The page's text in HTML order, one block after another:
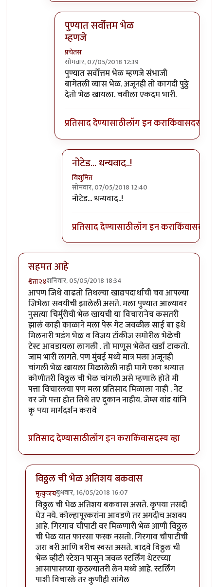
पुण्यात सर्वोत्तम भेळ
म्हणजे
प्रचेतस
सोमवार, 07/05/2018 12:39
In reply toपुढच्या पिढीला ते चालवता आले
पुण्यात सर्वोत्तम भेळ म्हणजे संभाजी
बागेतली व्यास भेळ. अजूनही तो कागदी पुठ्ठे
देतो भेळ खायला. चवीला एकदम भारी.
प्रतिसाद देण्यासाठीलॉग इन कराकिंवासदस्य व्हा
नोटेड... धन्यवाद..!
विशुमित
सोमवार, 07/05/2018 12:40
In reply toपुण्यात सर्वोत्तम भेळ म्हणजे
नोटेड... धन्यवाद..!
प्रतिसाद देण्यासाठीलॉग इन कराकिंवासदस्य
सहमत आहे
श्वेता२४शनिवार, 05/05/2018 18:34
आपण जिथे वाढतो तिथल्या खाद्यपदार्थाची चव आपल्या
जिभेला सवयीची झालेली असते. मला पुण्यात आल्यावर
नुसत्या चिर्मुरीची भेळ खायची या विचारानेच कसतरी
झालं काही काळाने मला पेरू गेट जवळील साई बा इथे
मिलनारी भडंग भेळ व विजय टॉकीज समोरील भेळेची
टेस्ट आवडायला लागली . तो माणूस भेळेत खर्डा टाकतो.
जाम भारी लागते. पण मुंबई मध्ये मात्र मला अजूनही
चांगली भेळ खायला मिळालेली नाही मागे एका धग्यात
कोणीतरी विठ्ठल ची भेळ चांगली असे म्हणाले होते मी
पत्ता विचारलया पण मला प्रतिसाद मिळाला नाही . नेट
वर जो पत्ता होत तिथे तए दुकान नाहीय. जेम्स वांड यांनि
कृ पया मार्गदर्शन करावे
प्रतिसाद देण्यासाठीलॉग इन कराकिंवासदस्य व्हा
विठ्ठल ची भेळ अतिशय बकवास
मृत्युन्जयबुधवार, 16/05/2018 16:07
In reply toसहमत आहेbyश्वेता२४
विठ्ठल ची भेळ अतिशय बकवास असते. कृपया तसदी
घेउ नये. कोल्हापूरकरांना आवडणे तर अगदीच अशक्य
आहे. गिरगाव चौपाटी वर मिळणारी भेळ आणी विठ्ठल
ची भेळ यात फारसा फरक नसतो. गिरगाव चौपाटीची
जरा बरी आणि बरीच स्वस्त असते. बादवे विठ्ठल ची
भेळ व्हीटी स्टेशन पासुन जवळ स्टर्लिंग थेटरच्या
आसापासच्या कुठल्यातरी लेन मध्ये आहे. स्टर्लिंग
पाशी विचारले तर कुणीही सांगेल